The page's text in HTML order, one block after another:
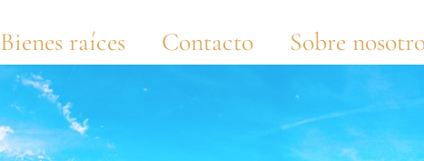
Bienes raíces Contacto Sobre